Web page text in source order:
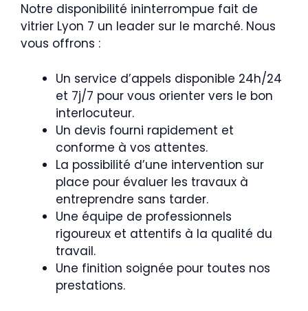
Notre disponibilité ininterrompue fait de
vitrier Lyon 7 un leader sur le marché. Nous
vous offrons :
Un service d’appels disponible 24h/24
et 7j/7 pour vous orienter vers le bon
interlocuteur.
Un devis fourni rapidement et
conforme à vos attentes.
La possibilité d’une intervention sur
place pour évaluer les travaux à
entreprendre sans tarder.
Une équipe de professionnels
rigoureux et attentifs à la qualité du
travail.
Une finition soignée pour toutes nos
prestations.